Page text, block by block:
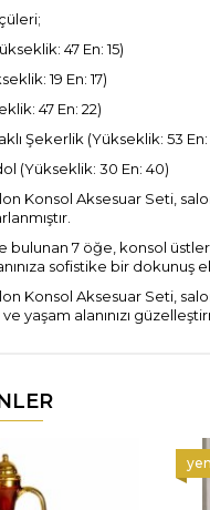
47 En: 15)
19 En: 17)
47 En: 22)
Şekerlik (Yükseklik: 53 En:
(Yükseklik: 30 En: 40)
Konsol Aksesuar Seti,
bulunan 7 öğe, konsol
sofistike bir dokunuş
Konsol Aksesuar Seti,
yaşam alanınızı